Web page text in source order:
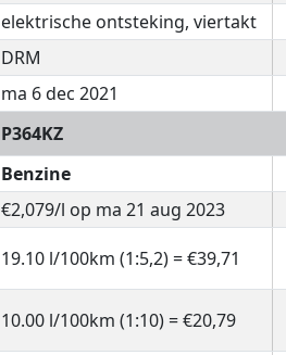
elektrische ontsteking, viertakt
DRM
ma 6 dec 2021
P364KZ
Benzine
€2,079/l op ma 21 aug 2023
19.10 l/100km (1:5,2) = €39,71
10.00 l/100km (1:10) = €20,79